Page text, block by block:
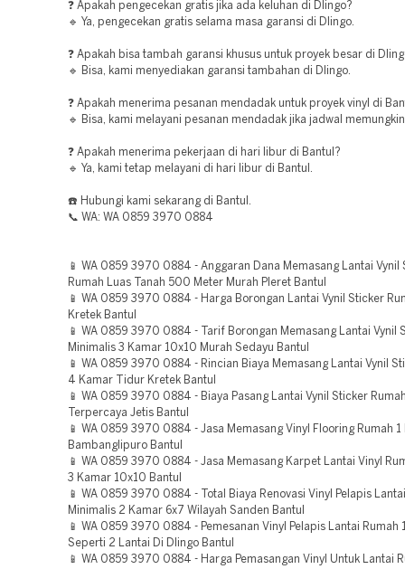
❓ Apakah pengecekan gratis jika ada keluhan di Dlingo?
🔹 Ya, pengecekan gratis selama masa garansi di Dlingo.
❓ Apakah bisa tambah garansi khusus untuk proyek besar di
🔹 Bisa, kami menyediakan garansi tambahan di Dlingo.
❓ Apakah menerima pesanan mendadak untuk proyek vinyl di
🔹 Bisa, kami melayani pesanan mendadak jika jadwal
❓ Apakah menerima pekerjaan di hari libur di Bantul?
🔹 Ya, kami tetap melayani di hari libur di Bantul.
☎️ Hubungi kami sekarang di Bantul.
📞 WA: WA 0859 3970 0884
📱 WA 0859 3970 0884 - Anggaran Dana Memasang Lantai Vynil
Rumah Luas Tanah 500 Meter Murah Pleret Bantul
📱 WA 0859 3970 0884 - Harga Borongan Lantai Vynil Sticker
Kretek Bantul
📱 WA 0859 3970 0884 - Tarif Borongan Memasang Lantai Vynil
Minimalis 3 Kamar 10x10 Murah Sedayu Bantul
📱 WA 0859 3970 0884 - Rincian Biaya Memasang Lantai Vynil
4 Kamar Tidur Kretek Bantul
📱 WA 0859 3970 0884 - Biaya Pasang Lantai Vynil Sticker
Terpercaya Jetis Bantul
📱 WA 0859 3970 0884 - Jasa Memasang Vinyl Flooring Rumah
Bambanglipuro Bantul
📱 WA 0859 3970 0884 - Jasa Memasang Karpet Lantai Vinyl
3 Kamar 10x10 Bantul
📱 WA 0859 3970 0884 - Total Biaya Renovasi Vinyl Pelapis
Minimalis 2 Kamar 6x7 Wilayah Sanden Bantul
📱 WA 0859 3970 0884 - Pemesanan Vinyl Pelapis Lantai Rumah
Seperti 2 Lantai Di Dlingo Bantul
📱 WA 0859 3970 0884 - Harga Pemasangan Vinyl Untuk Lantai